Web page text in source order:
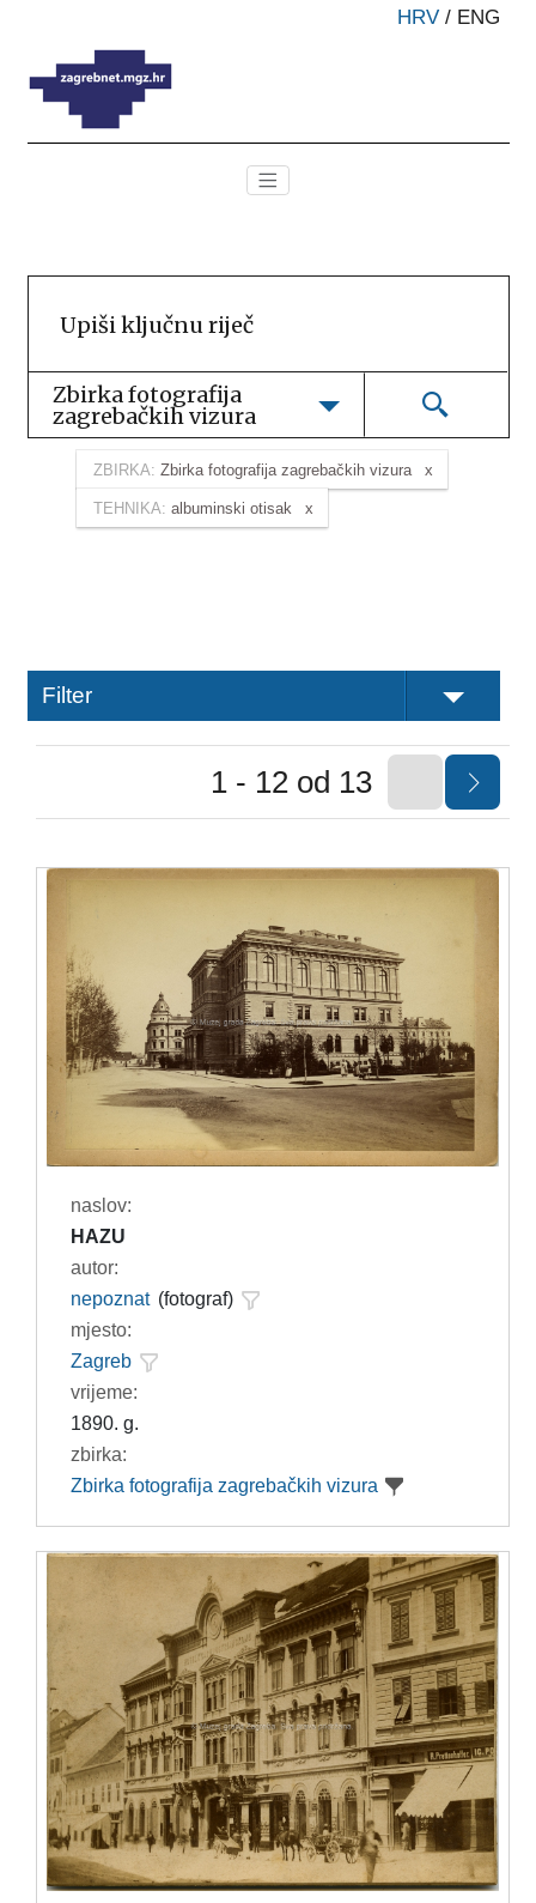
HRV / ENG
Zbirka fotografija
zagrebačkih vizura
ZBIRKA: Zbirka fotografija zagrebačkih vizura
TEHNIKA: albuminski otisak
Filter
1 - 12 od 13
naslov:
HAZU
autor:
nepoznat (fotograf)
mjesto:
Zagreb
vrijeme:
1890. g.
zbirka:
Zbirka fotografija zagrebačkih vizura